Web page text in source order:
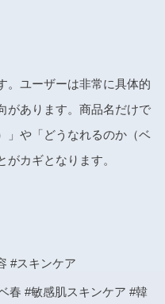
。ユーザーは非常に具体的
があります。商品名だけで
」や「どうなれるのか（ベ
カギとなります。
#スキンケア
春 #敏感肌スキンケア #韓